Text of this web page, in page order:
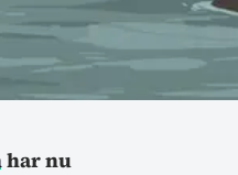
har nu